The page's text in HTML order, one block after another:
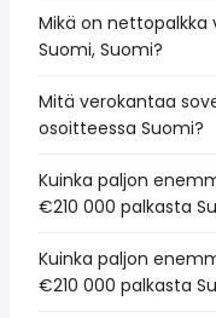
Mikä on nettopalkka
Suomi, Suomi?
Mitä verokantaa
osoitteessa Suomi?
Kuinka paljon
€210 000 palkasta
Kuinka paljon
€210 000 palkasta